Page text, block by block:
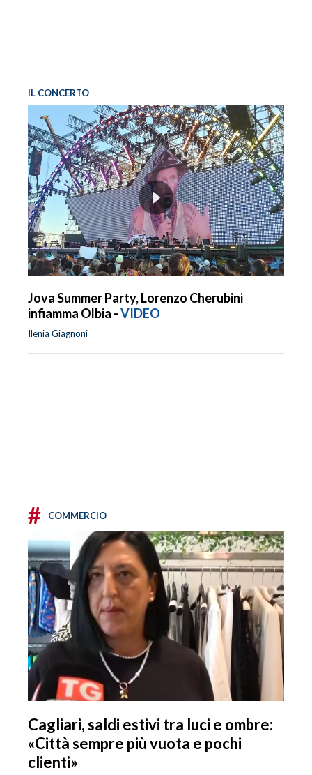
IL CONCERTO
Jova Summer Party, Lorenzo Cherubini
infiamma Olbia -VIDEO
Ilenia Giagnoni
# COMMERCIO
Cagliari, saldi estivi tra luci e ombre:
«Città sempre più vuota e pochi
clienti»